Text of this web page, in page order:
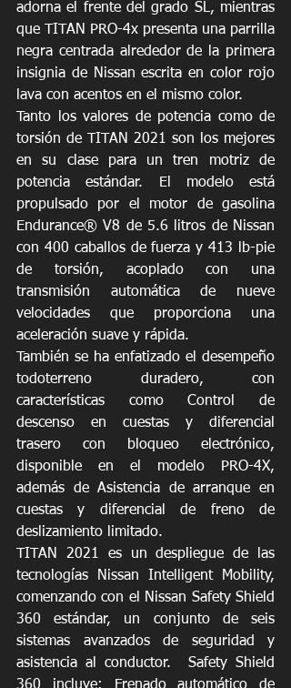
adorna el frente del grado SL, mientras
que TITAN PRO-4x presenta una parrilla
negra centrada alrededor de la primera
insignia de Nissan escrita en color rojo
lava con acentos en el mismo color.
Tanto los valores de potencia como de
torsión de TITAN 2021 son los mejores
en su clase para un tren motriz de
potencia estándar. El modelo está
propulsado por el motor de gasolina
Endurance® V8 de 5.6 litros de Nissan
con 400 caballos de fuerza y 413 lb-pie
de torsión, acoplado con una
transmisión automática de nueve
velocidades que proporciona una
aceleración suave y rápida.
También se ha enfatizado el desempeño
todoterreno duradero, con
características como Control de
descenso en cuestas y diferencial
trasero con bloqueo electrónico,
disponible en el modelo PRO-4X,
además de Asistencia de arranque en
cuestas y diferencial de freno de
deslizamiento limitado.
TITAN 2021 es un despliegue de las
tecnologías Nissan Intelligent Mobility,
comenzando con el Nissan Safety Shield
360 estándar, un conjunto de seis
sistemas avanzados de seguridad y
asistencia al conductor.  Safety Shield